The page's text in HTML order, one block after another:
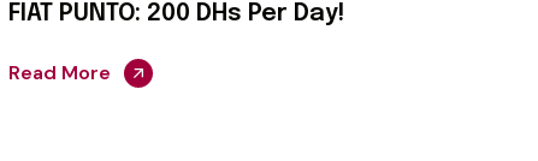
FIAT PUNTO: 200 DHs Per Day!
Read More